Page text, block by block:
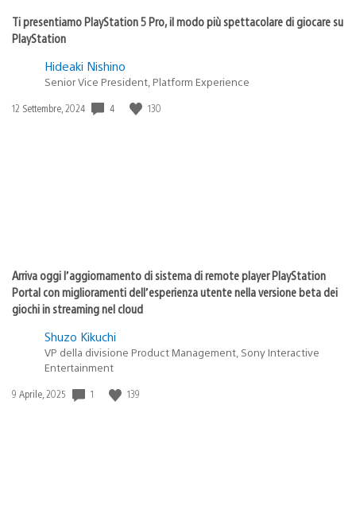
Ti presentiamo PlayStation 5 Pro, il modo più spettacolare di giocare su
PlayStation
Hideaki Nishino
Senior Vice President, Platform Experience
Data
12 Settembre, 2024 4 130
Arriva oggi l’aggiornamento di sistema di remote player PlayStation
Portal con miglioramenti dell’esperienza utente nella versione beta dei
giochi in streaming nel cloud
Shuzo Kikuchi
VP della divisione Product Management, Sony Interactive
Entertainment
Data
9 Aprile, 2025 1 139